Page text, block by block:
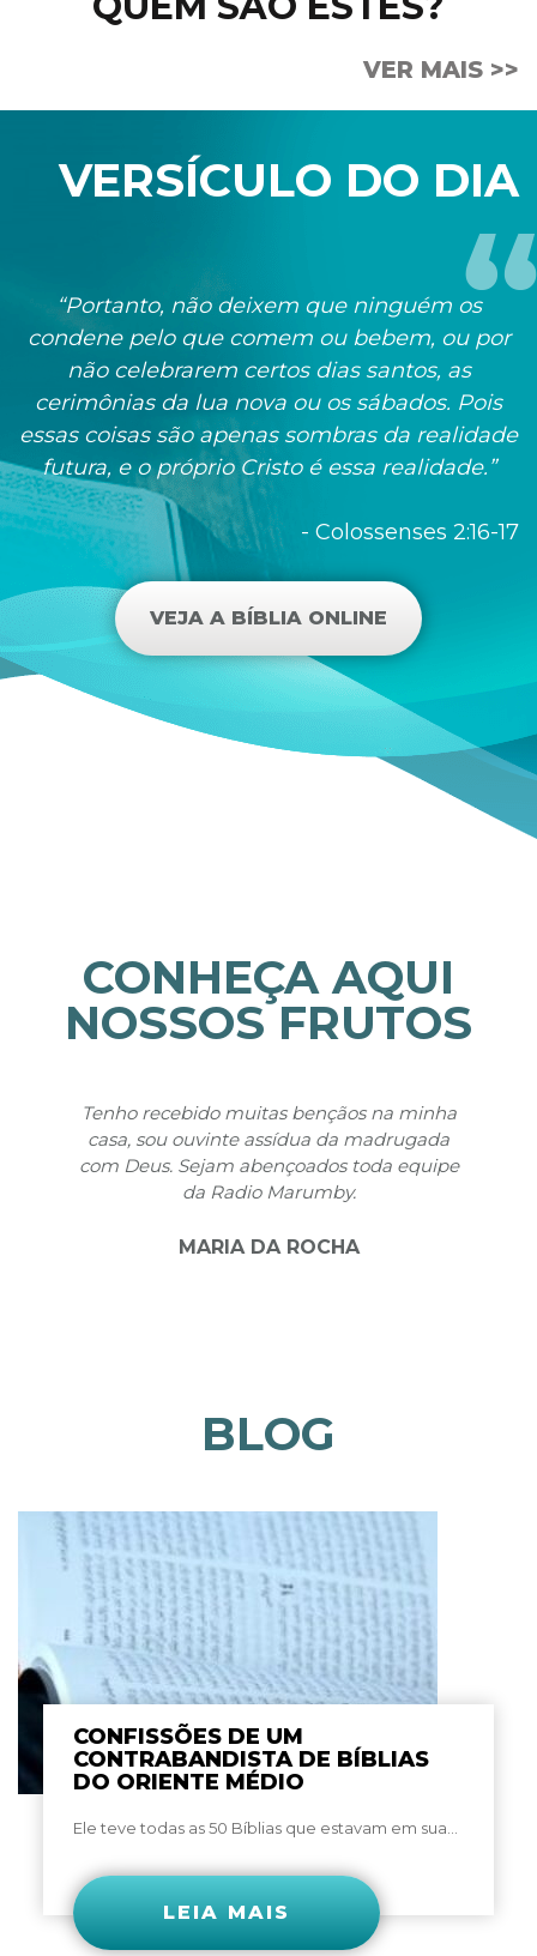
VER MAIS >>
VERSÍCULO DO DIA
“Portanto, não deixem que ninguém os
condene pelo que comem ou bebem, ou por
não celebrarem certos dias santos, as
cerimônias da lua nova ou os sábados. Pois
essas coisas são apenas sombras da realidade
futura, e o próprio Cristo é essa realidade.”
- Colossenses 2:16-17
VEJA A BÍBLIA ONLINE
CONHEÇA AQUI
NOSSOS FRUTOS
Tenho recebido muitas bençãos na minha
casa, sou ouvinte assídua da madrugada
com Deus. Sejam abençoados toda equipe
da Radio Marumby.
MARIA DA ROCHA
BLOG
CONFISSÕES DE UM
CONTRABANDISTA DE BÍBLIAS
DO ORIENTE MÉDIO
Ele teve todas as 50 Bíblias que estavam em sua...
LEIA MAIS